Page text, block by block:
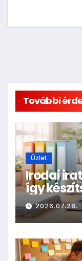
További
Üzlet
Irodai
így
2026.07.28.